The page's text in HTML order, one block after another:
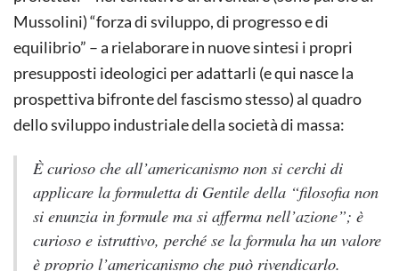
Mussolini) “forza di sviluppo, di progresso e di
equilibrio” – a rielaborare in nuove sintesi i propri
presupposti ideologici per adattarli (e qui nasce la
prospettiva bifronte del fascismo stesso) al quadro
dello sviluppo industriale della società di massa:
È curioso che all’americanismo non si cerchi di
applicare la formuletta di Gentile della “filosofia non
si enunzia in formule ma si afferma nell’azione”; è
curioso e istruttivo, perché se la formula ha un valore
è proprio l’americanismo che può rivendicarlo.